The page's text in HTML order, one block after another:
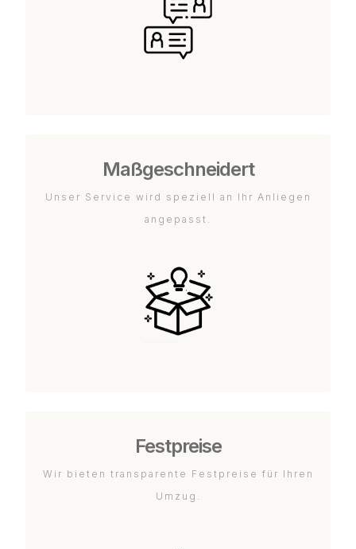
Maßgeschneidert
Unser Service wird speziell an Ihr Anliegen
angepasst.
Festpreise
Wir bieten transparente Festpreise für Ihren
Umzug.